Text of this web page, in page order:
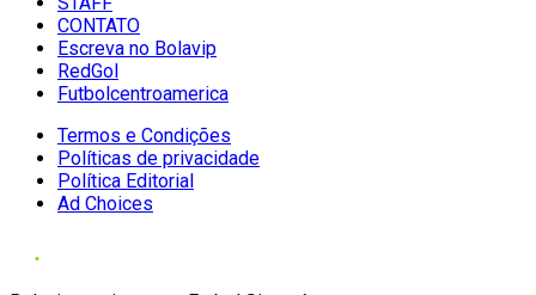
CONTATO
Escreva no Bolavip
RedGol
Futbolcentroamerica
Termos e Condições
Políticas de privacidade
Política Editorial
Ad Choices